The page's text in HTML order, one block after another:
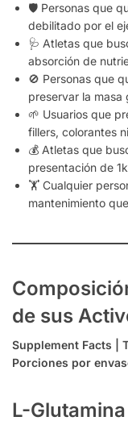
🛡️ Personas que
debilitado por el
🩺 Atletas que
absorción de
🚫 Personas que
preservar la masa
🌱 Usuarios que
fillers, colorantes
💰 Atletas que
presentación de
🏋️ Cualquier
mantenimiento
de sus
Supplement Facts |
Porciones por
L-